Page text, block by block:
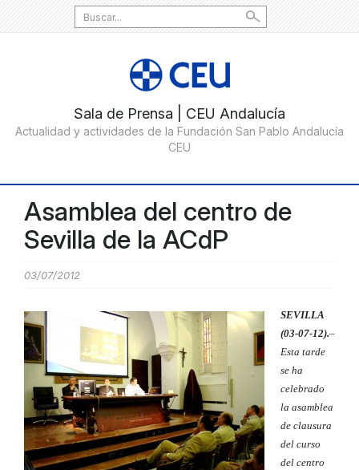
Search
for:
Asamblea del centro de
Sevilla de la ACdP
03/07/2012
SEVILLA
(03-07-12).–
Esta tarde
se ha
celebrado
la asamblea
de clausura
del curso
del centro